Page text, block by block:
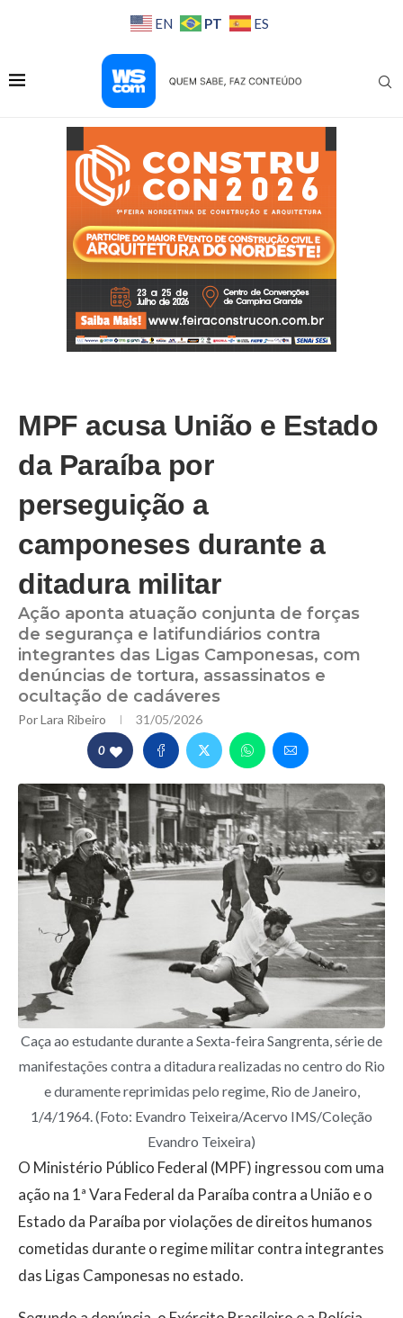
EN PT ES
MPF acusa União e Estado
da Paraíba por
perseguição a
camponeses durante a
ditadura militar
Ação aponta atuação conjunta de forças
de segurança e latifundiários contra
integrantes das Ligas Camponesas, com
denúncias de tortura, assassinatos e
ocultação de cadáveres
PorLara Ribeiro 31/05/2026
0
Caça ao estudante durante a Sexta-feira Sangrenta, série de
manifestações contra a ditadura realizadas no centro do Rio
e duramente reprimidas pelo regime, Rio de Janeiro,
1/4/1964. (Foto: Evandro Teixeira/Acervo IMS/Coleção
Evandro Teixeira)
O Ministério Público Federal (MPF) ingressou com uma
ação na 1ª Vara Federal da Paraíba contra a União e o
Estado da Paraíba por violações de direitos humanos
cometidas durante o regime militar contra integrantes
das Ligas Camponesas no estado.